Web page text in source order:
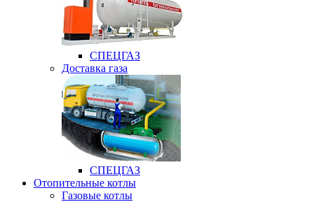
СПЕЦГАЗ
Доставка газа
СПЕЦГАЗ
Отопительные котлы
Газовые котлы